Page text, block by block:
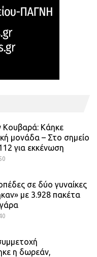
Κάηκε
μονάδα – Στο σημείο
για εκκένωση
σε δύο γυναίκες
με 3.928 πακέτα
η δωρεάν,